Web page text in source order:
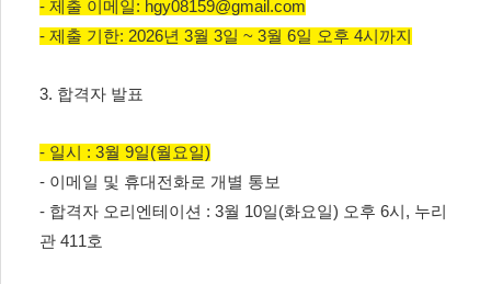
- 제출 이메일: hgy08159@gmail.com
- 제출 기한: 2026년 3월 3일 ~ 3월 6일 오후 4시까지
3. 합격자 발표
- 일시 : 3월 9일(월요일)
- 이메일 및 휴대전화로 개별 통보
- 합격자 오리엔테이션 : 3월 10일(화요일) 오후 6시, 누리
관 411호